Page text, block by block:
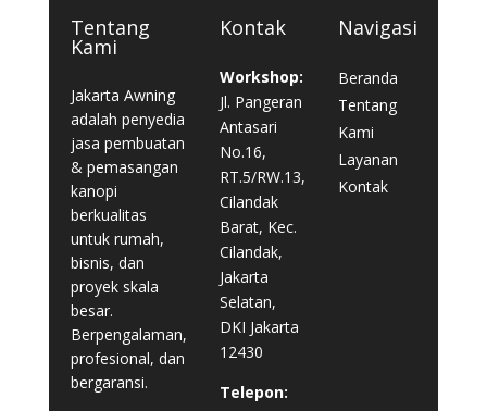
Tentang
Kami
Jakarta Awning
adalah penyedia
jasa pembuatan
& pemasangan
kanopi
berkualitas
untuk rumah,
bisnis, dan
proyek skala
besar.
Berpengalaman,
profesional, dan
bergaransi.
Kontak
Workshop:
Jl. Pangeran
Antasari
No.16,
RT.5/RW.13,
Cilandak
Barat, Kec.
Cilandak,
Jakarta
Selatan,
DKI Jakarta
12430
Telepon:
Navigasi
Beranda
Tentang
Kami
Layanan
Kontak